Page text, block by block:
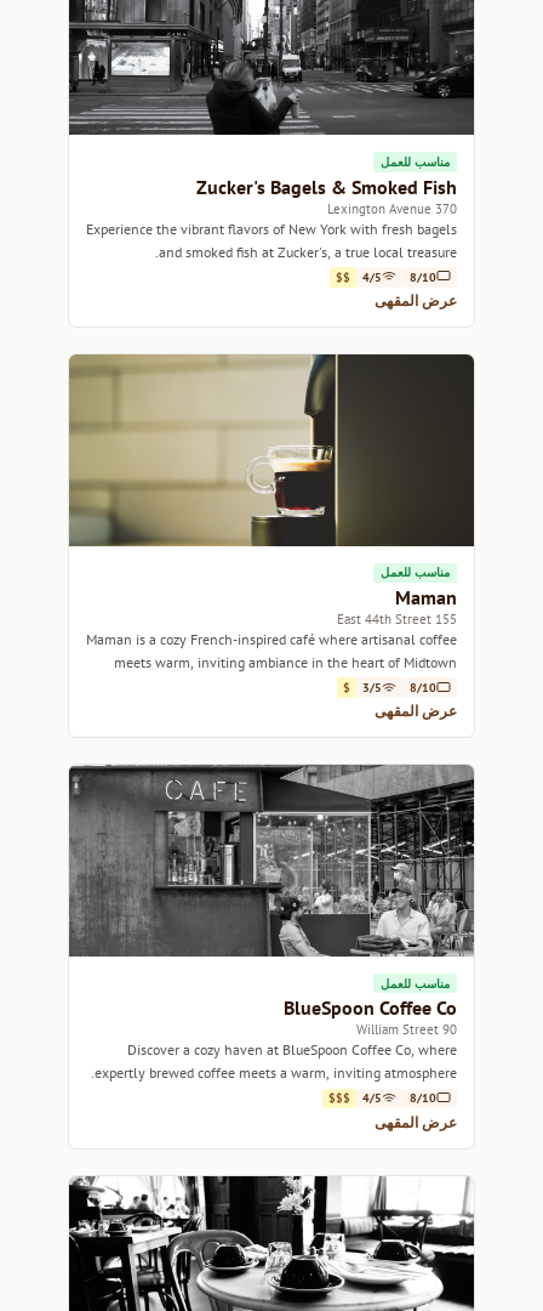
مناسب للعمل
Zucker's Bagels & Smoked Fish
370 Lexington Avenue
Experience the vibrant flavors of New York with fresh bagels
and smoked fish at Zucker's, a true local treasure.
8/10
4/5
$$
عرض المقهى
مناسب للعمل
Maman
155 East 44th Street
Maman is a cozy French-inspired café where artisanal coffee
meets warm, inviting ambiance in the heart of Midtown
Manhattan.
8/10
3/5
$
عرض المقهى
مناسب للعمل
BlueSpoon Coffee Co
90 William Street
Discover a cozy haven at BlueSpoon Coffee Co, where
expertly brewed coffee meets a warm, inviting atmosphere.
8/10
4/5
$$$
عرض المقهى